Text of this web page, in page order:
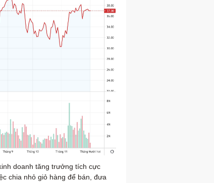
doanh tăng trưởng tích cực
chia nhỏ giỏ hàng để bán, đưa